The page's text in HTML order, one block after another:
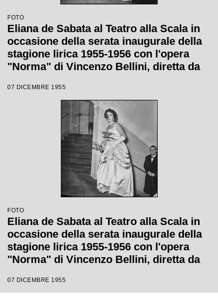
FOTO
Eliana de Sabata al Teatro alla Scala in
occasione della serata inaugurale della
stagione lirica 1955-1956 con l'opera
"Norma" di Vincenzo Bellini, diretta da
Margherita Wallmann
07 DICEMBRE 1955
FOTO
Eliana de Sabata al Teatro alla Scala in
occasione della serata inaugurale della
stagione lirica 1955-1956 con l'opera
"Norma" di Vincenzo Bellini, diretta da
Margherita Wallmann
07 DICEMBRE 1955